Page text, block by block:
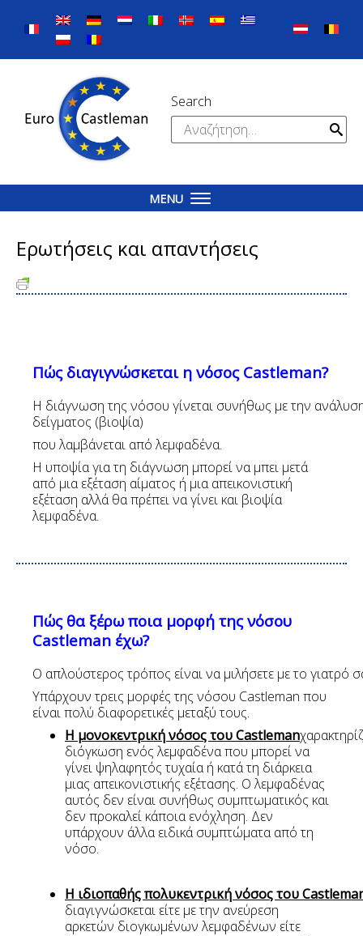
content
Search
Αναζήτηση
για:
MENU
Ερωτήσεις και απαντήσεις
Πώς διαγιγνώσκεται η νόσος Castleman?
Η διάγνωση της νόσου γίνεται συνήθως με την
δείγματος (βιοψία)
που λαμβάνεται από λεμφαδένα.
Η υποψία για τη διάγνωση μπορεί να μπει μετά
από μια εξέταση αίματος ή μια απεικονιστική
εξέταση αλλά θα πρέπει να γίνει και βιοψία
λεμφαδένα.
Πώς θα ξέρω ποια μορφή της νόσου
Castleman έχω?
Ο απλούστερος τρόπος είναι να μιλήσετε με το γιατρό
Υπάρχουν τρεις μορφές της νόσου Castleman που
είναι πολύ διαφορετικές μεταξύ τους.
Η μονοκεντρική νόσος του Castleman
διόγκωση ενός λεμφαδένα που μπορεί να
γίνει ψηλαφητός τυχαία ή κατά τη διάρκεια
μιας απεικονιστικής εξέτασης. Ο λεμφαδένας
αυτός δεν είναι συνήθως συμπτωματικός και
δεν προκαλεί κάποια ενόχληση. Δεν
υπάρχουν άλλα ειδικά συμπτώματα από τη
νόσο.
Η ιδιοπαθής πολυκεντρική νόσος του
διαγιγνώσκεται είτε με την ανεύρεση
αρκετών διογκωμένων λεμφαδένων είτε